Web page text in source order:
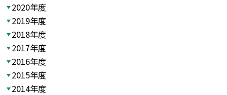
2020年度
2019年度
2018年度
2017年度
2016年度
2015年度
2014年度